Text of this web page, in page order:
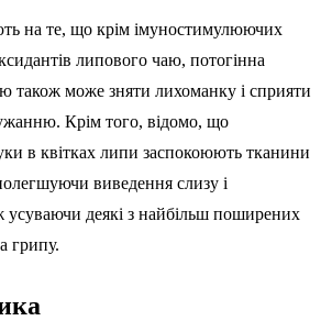
на те, що крім імуностимулюючих
липового чаю, потогінна
також може зняти лихоманку і сприяти
Крім того, відомо, що
в квітках липи заспокоюють тканини
виведення слизу і
усуваючи деякі з найбільш поширених
грипу.